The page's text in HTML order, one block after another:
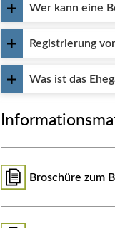
Wer kann eine
Registrierung
Was ist das
Broschüre zum